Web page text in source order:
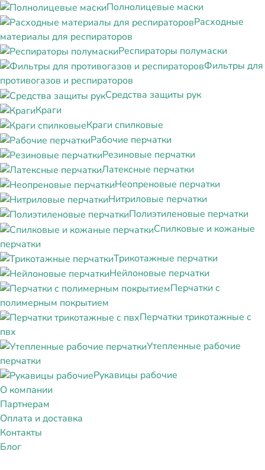
Полнолицевые маски
Расходные
материалы для респираторов
Респираторы полумаски
Фильтры для
противогазов и респираторов
Средства защиты рук
Краги
Краги спилковые
Рабочие перчатки
Резиновые перчатки
Латексные перчатки
Неопреновые перчатки
Нитриловые перчатки
Полиэтиленовые перчатки
Спилковые и кожаные
перчатки
Трикотажные перчатки
Нейлоновые перчатки
Перчатки с
полимерным покрытием
Перчатки трикотажные с
пвх
Утепленные рабочие
перчатки
Рукавицы рабочие
О компании
Партнерам
Оплата и доставка
Контакты
Блог